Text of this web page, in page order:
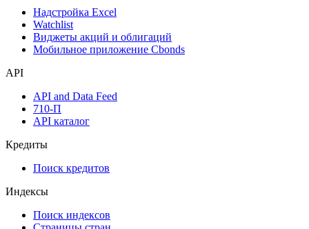
Надстройка Excel
Watchlist
Виджеты акций и облигаций
Мобильное приложение Cbonds
API
API and Data Feed
710-П
API каталог
Кредиты
Поиск кредитов
Индексы
Поиск индексов